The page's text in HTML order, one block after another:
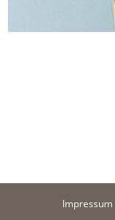
Impressum